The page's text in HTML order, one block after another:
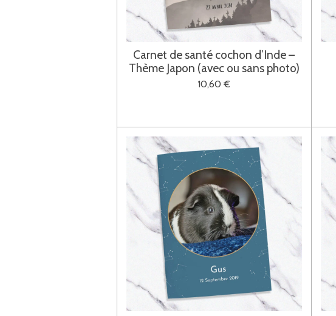
Carnet de santé cochon d’Inde –
Thème Japon (avec ou sans photo)
10,60 €